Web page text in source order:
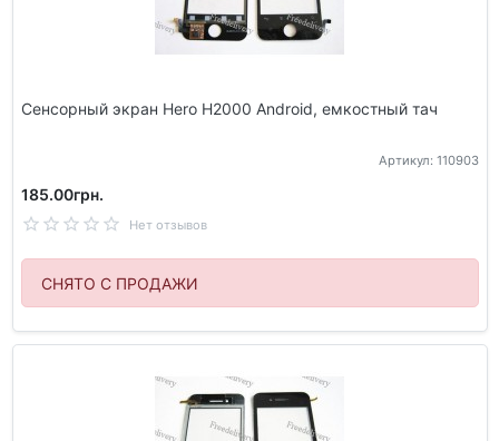
Сенсорный экран Hero H2000 Android, емкостный тач
Артикул: 110903
185.00грн.
Нет отзывов
СНЯТО С ПРОДАЖИ